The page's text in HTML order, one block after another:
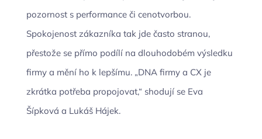
pozornost s performance či cenotvorbou.
Spokojenost zákazníka tak jde často stranou,
přestože se přímo podílí na dlouhodobém výsledku
firmy a mění ho k lepšímu. „DNA firmy a CX je
zkrátka potřeba propojovat,“ shodují se Eva
Šípková a Lukáš Hájek.